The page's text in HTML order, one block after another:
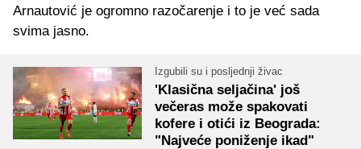
Arnautović je ogromno razočarenje i to je već sada
svima jasno.
Izgubili su i posljednji živac
'Klasična seljačina' još
večeras može spakovati
kofere i otići iz Beograda:
"Najveće poniženje ikad"